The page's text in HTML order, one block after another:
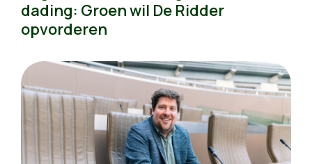
dading: Groen wil De Ridder
opvorderen